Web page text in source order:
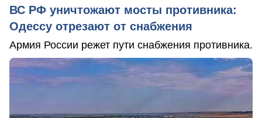
ВС РФ уничтожают мосты противника:
Одессу отрезают от снабжения
Армия России режет пути снабжения противника.